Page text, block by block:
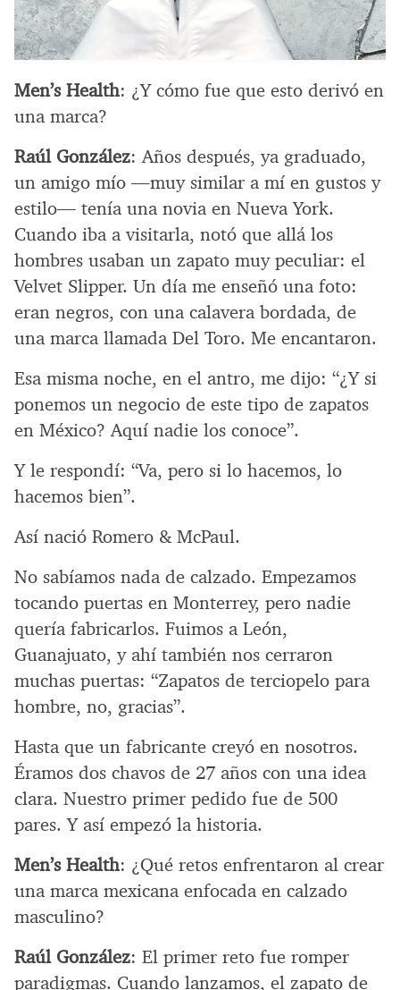
Men’s Health: ¿Y cómo fue que esto derivó en
una marca?
Raúl González: Años después, ya graduado,
un amigo mío —muy similar a mí en gustos y
estilo— tenía una novia en Nueva York.
Cuando iba a visitarla, notó que allá los
hombres usaban un zapato muy peculiar: el
Velvet Slipper. Un día me enseñó una foto:
eran negros, con una calavera bordada, de
una marca llamada Del Toro. Me encantaron.
Esa misma noche, en el antro, me dijo: “¿Y si
ponemos un negocio de este tipo de zapatos
en México? Aquí nadie los conoce”.
Y le respondí: “Va, pero si lo hacemos, lo
hacemos bien”.
Así nació Romero & McPaul.
No sabíamos nada de calzado. Empezamos
tocando puertas en Monterrey, pero nadie
quería fabricarlos. Fuimos a León,
Guanajuato, y ahí también nos cerraron
muchas puertas: “Zapatos de terciopelo para
hombre, no, gracias”.
Hasta que un fabricante creyó en nosotros.
Éramos dos chavos de 27 años con una idea
clara. Nuestro primer pedido fue de 500
pares. Y así empezó la historia.
Men’s Health: ¿Qué retos enfrentaron al crear
una marca mexicana enfocada en calzado
masculino?
Raúl González: El primer reto fue romper
paradigmas. Cuando lanzamos, el zapato de